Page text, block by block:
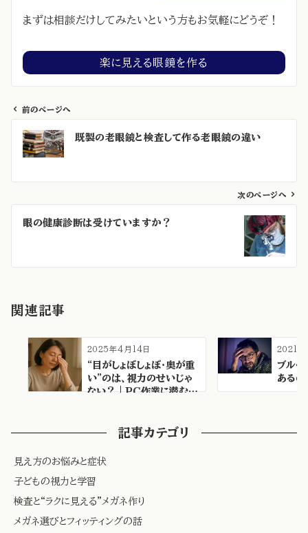
まずは相談だけしてみたいという方もお気軽にどうぞ！
楽に見える眼鏡を作る
ン
前のページへ
既製の老眼鏡と検査して作る老眼鏡の違い
次のページへ
眼の健康診断は受けていますか？
関連記事
2025年4月14日
“目がしょぼしょぼ・奥が重
い”のは、視力のせいじゃ
ない？｜PC作業に潜む…
2021年
ブルー
ある
記事カテゴリ
見え方のお悩みと症状
子どもの視力と学習
検査と“ラクに見える”メガネ作り
メガネ選びとフィッティングの話